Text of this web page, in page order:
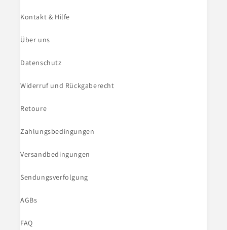
Kontakt & Hilfe
Über uns
Datenschutz
Widerruf und Rückgaberecht
Retoure
Zahlungsbedingungen
Versandbedingungen
Sendungsverfolgung
AGBs
FAQ